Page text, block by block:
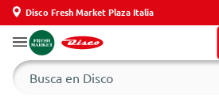
Disco Fresh Market Plaza Italia